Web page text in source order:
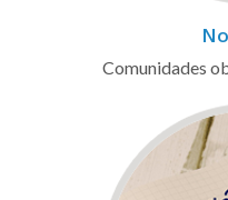
Comunidades